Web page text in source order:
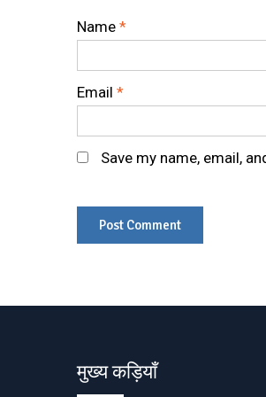
Name *
Email *
Save my name, email,
मुख्य कड़ियाँ